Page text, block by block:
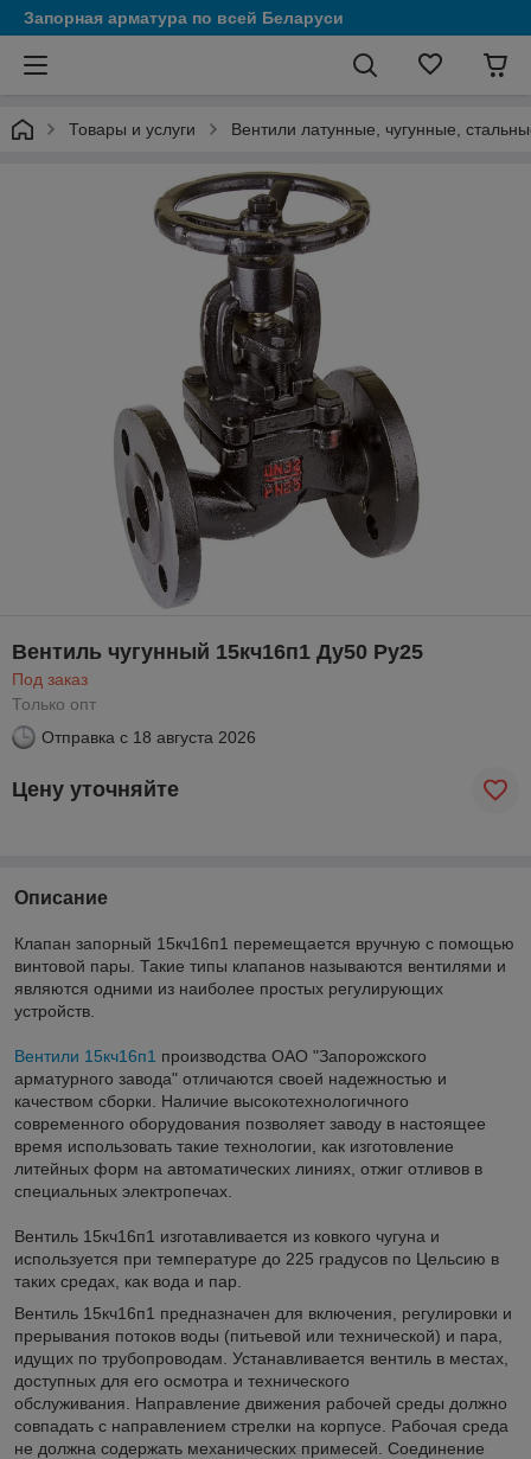
Запорная арматура по всей Беларуси
Товары и услуги Вентили латунные, чугунные,
Вентиль чугунный 15кч16п1 Ду50 Ру25
Под заказ
Только опт
Отправка с 18 августа 2026
Цену уточняйте
Описание
Клапан запорный 15кч16п1 перемещается вручную с помощью
винтовой пары. Такие типы клапанов называются вентилями и
являются одними из наиболее простых регулирующих
устройств.
Вентили 15кч16п1 производства ОАО "Запорожского
арматурного завода" отличаются своей надежностью и
качеством сборки. Наличие высокотехнологичного
современного оборудования позволяет заводу в настоящее
время использовать такие технологии, как изготовление
литейных форм на автоматических линиях, отжиг отливов в
специальных электропечах.
Вентиль 15кч16п1 изготавливается из ковкого чугуна и
используется при температуре до 225 градусов по Цельсию в
таких средах, как вода и пар.
Вентиль 15кч16п1 предназначен для включения, регулировки и
прерывания потоков воды (питьевой или технической) и пара,
идущих по трубопроводам. Устанавливается вентиль в местах,
доступных для его осмотра и технического
обслуживания. Направление движения рабочей среды должно
совпадать с направлением стрелки на корпусе. Рабочая среда
не должна содержать механических примесей. Соединение